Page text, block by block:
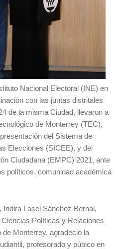
Nacional Electoral (INE) en
con las juntas distritales
de la misma Ciudad, llevaron a
de Monterrey (TEC),
del Sistema de
Elecciones (SICEE), y del
Ciudadana (EMPC) 2021, ante
políticos, comunidad académica
Indira Lasel Sánchez Bernal,
Políticas y Relaciones
de Monterrey, agradeció la
profesorado y púbico en